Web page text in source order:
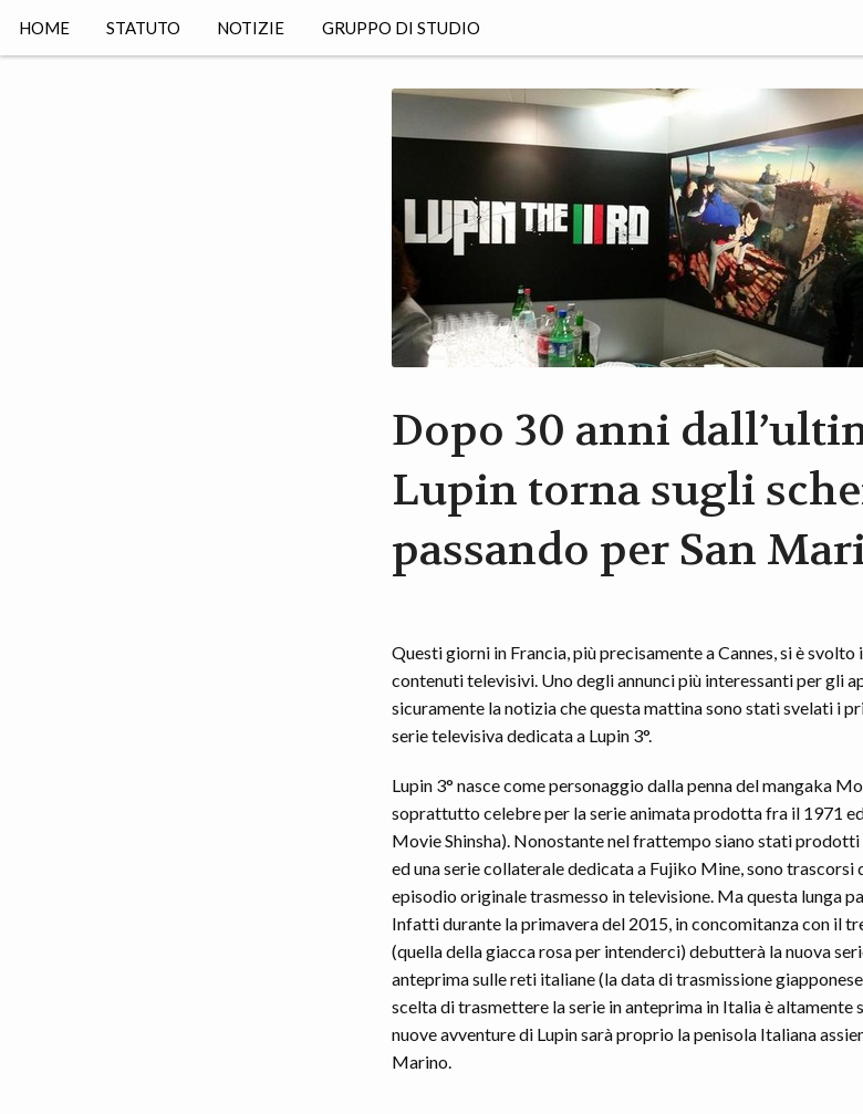
HOME STATUTO NOTIZIE GRUPPO DI STUDIO
Dopo 30 anni
Lupin torna sugli
passando per San
Questi giorni in Francia, più precisamente a Cannes, si è
contenuti televisivi. Uno degli annunci più interessanti per gli
sicuramente la notizia che questa mattina sono stati svelati i
serie televisiva dedicata a Lupin 3°.
Lupin 3° nasce come personaggio dalla penna del mangaka
soprattutto celebre per la serie animata prodotta fra il 1971
Movie Shinsha). Nonostante nel frattempo siano stati
ed una serie collaterale dedicata a Fujiko Mine, sono trascorsi
episodio originale trasmesso in televisione. Ma questa lunga
Infatti durante la primavera del 2015, in concomitanza con il
(quella della giacca rosa per intenderci) debutterà la nuova
anteprima sulle reti italiane (la data di trasmissione
scelta di trasmettere la serie in anteprima in Italia è
nuove avventure di Lupin sarà proprio la penisola Italiana
Marino.